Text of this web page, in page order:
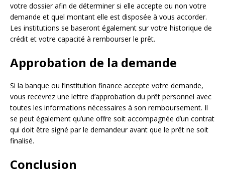
votre dossier afin de déterminer si elle accepte ou non votre
demande et quel montant elle est disposée à vous accorder.
Les institutions se baseront également sur votre historique de
crédit et votre capacité à rembourser le prêt.
Approbation de la demande
Si la banque ou l’institution finance accepte votre demande,
vous recevrez une lettre d’approbation du prêt personnel avec
toutes les informations nécessaires à son remboursement. Il
se peut également qu’une offre soit accompagnée d’un contrat
qui doit être signé par le demandeur avant que le prêt ne soit
finalisé.
Conclusion